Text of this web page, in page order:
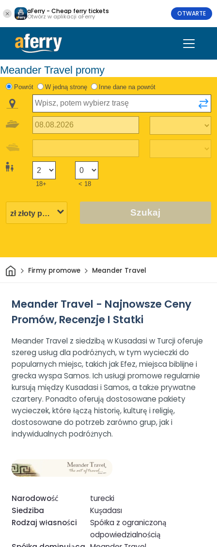
aFerry - Cheap ferry tickets
Otwórz w aplikacji aFerry OTWARTE
Meander Travel promy
Powrót W jedną stronę Inne dane na powrót
18+ < 18
Szukaj
DomFirmy promowe Meander Travel
Meander Travel - Najnowsze Ceny
Promów, Recenzje I Statki
Meander Travel z siedzibą w Kusadasi w Turcji oferuje
szereg usług dla podróżnych, w tym wycieczki do
popularnych miejsc, takich jak Efez, miejsca biblijne i
grecka wyspa Samos. Ich usługi promowe regularnie
kursują między Kusadasi i Samos, a także prywatne
czartery. Ponadto oferują dostosowane pakiety
wycieczek, które łączą historię, kulturę i religię,
dostosowane do potrzeb zarówno grup, jak i
indywidualnych podróżnych.
Narodowość
turecki
Siedziba
Kuşadası
Rodzaj własności
Spółka z ograniczoną
odpowiedzialnością